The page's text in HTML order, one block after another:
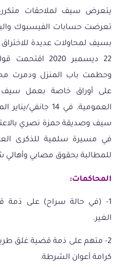
يتعرض سيف لملاحقات
تعرضت حسابات الفيسبوك
بسيف لمحاولات عديدة
22 ديسمبر 2020
وحطمت باب المنزل ودمرت
على أوراق خاصة بعمل سيف
العمومية. في 14
سيف وصديقة حمزة نصري
في مسيرة سلمية للذكرى
للمطالبة بحقوق مصابي وأهالي
المحاكمات:
1- (في حالة سراح) على ذمة
الغير.
2- متهم على ذمة قضية غلق
كرامة أعوان الشرطة.